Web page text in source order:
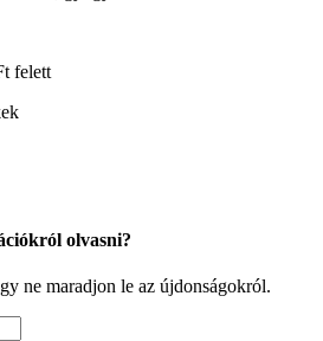
felett
olvasni?
ne maradjon le az újdonságokról.